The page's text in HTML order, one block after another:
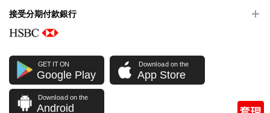
接受分期付款銀行
GET IT ON
Google Play
Download on the
App Store
Download on the
Android